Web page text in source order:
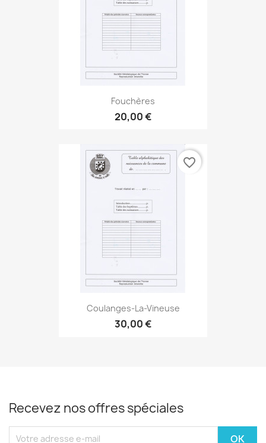
Fouchères
20,00 €
Coulanges-La-Vineuse
30,00 €
favorite_border
Recevez nos offres spéciales